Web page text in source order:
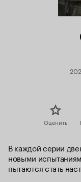
Оценить
В каждой серии
новыми
пытаются стать